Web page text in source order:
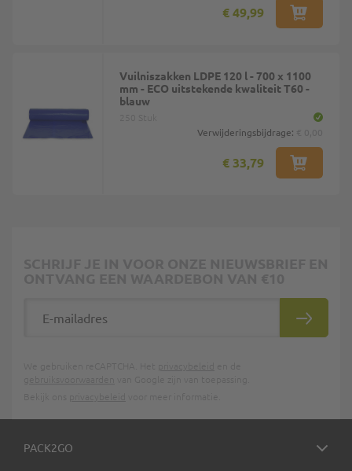
€ 49,99
Vuilniszakken LDPE 120 l - 700 x 1100
mm - ECO uitstekende kwaliteit T60 -
blauw
Verwijderingsbijdrage:
€ 33,79
PACK2GO